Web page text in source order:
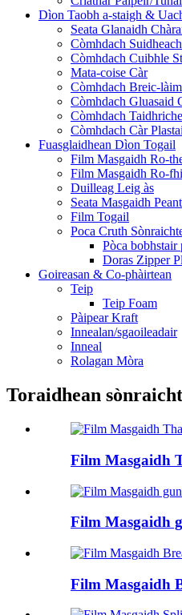
Dìon Taobh a-staigh &
Seata Glanaidh
Còmhdach
Còmhdach Cuibhle
Mata-coise Càr
Còmhdach Breic-
Còmhdach Gluasaid
Còmhdach
Còmhdach Càr
Fuasglaidhean Dìon Togail
Film Masgaidh Ro-
Film Masgaidh Ro-
Duilleag Leig às
Seata Masgaidh Peant
Film Togail
Poca Cruth
Pòca bobhstair
Doras Zipper
Goireasan & Co-phàirtean
Teip
Teip Foam
Pàipear Kraft
Innealan/sgaoileadair
Inneal
Rolagan Mòra
Toraidhean
Film Masgaidh
Film Masgaidh
Film Masgaidh